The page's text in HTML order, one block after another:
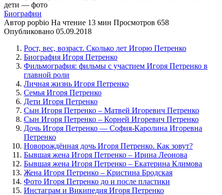
Биографии
Автор popbio На чтение 13 мин Просмотров 658
Опубликовано 05.09.2018
Рост, вес, возраст. Сколько лет Игорю Петренко
Биография Игоря Петренко
Фильмография: фильмы с участием Игоря Петренко в
главной роли
Личная жизнь Игоря Петренко
Семья Игоря Петренко
Дети Игоря Петренко
Сын Игоря Петренко – Матвей Игоревич Петренко
Сын Игоря Петренко – Корней Игоревич Петренко
Дочь Игоря Петренко — София-Каролина Игоревна
Петренко
Новорождённая дочь Игоря Петренко. Как зовут?
Бывшая жена Игоря Петренко – Ирина Леонова
Бывшая жена Игоря Петренко – Екатерина Климова
Жена Игоря Петренко – Кристина Бродская
Фото Игоря Петренко до и после пластики
Инстаграм и Википедия Игоря Петренко